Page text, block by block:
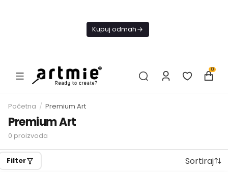
Kupuj odmah
0
Početna / Premium Art
Premium Art
0 proizvoda
Filter Sortiraj